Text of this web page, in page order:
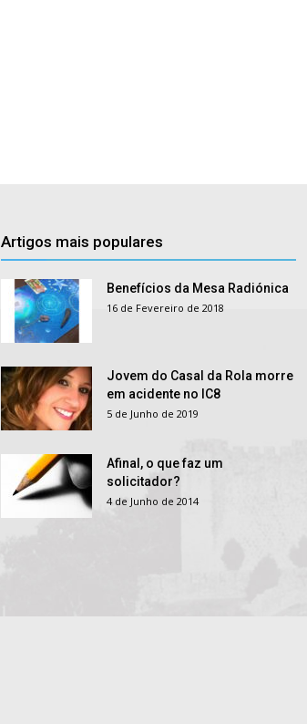
Artigos mais populares
Benefícios da Mesa Radiónica
16 de Fevereiro de 2018
Jovem do Casal da Rola morre
em acidente no IC8
5 de Junho de 2019
Afinal, o que faz um
solicitador?
4 de Junho de 2014